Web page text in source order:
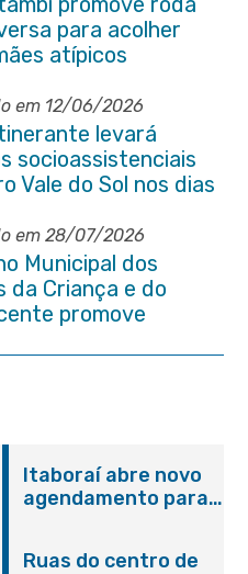
para acolher
atípicos
em 12/06/2026
levará
socioassistenciais
Vale do Sol nos dias
junho e Vila
18 de junho
em 28/07/2026
Municipal dos
da Criança e do
promove
alinhamento com
Itaboraí abre novo
agendamento para
Ruas do centro de